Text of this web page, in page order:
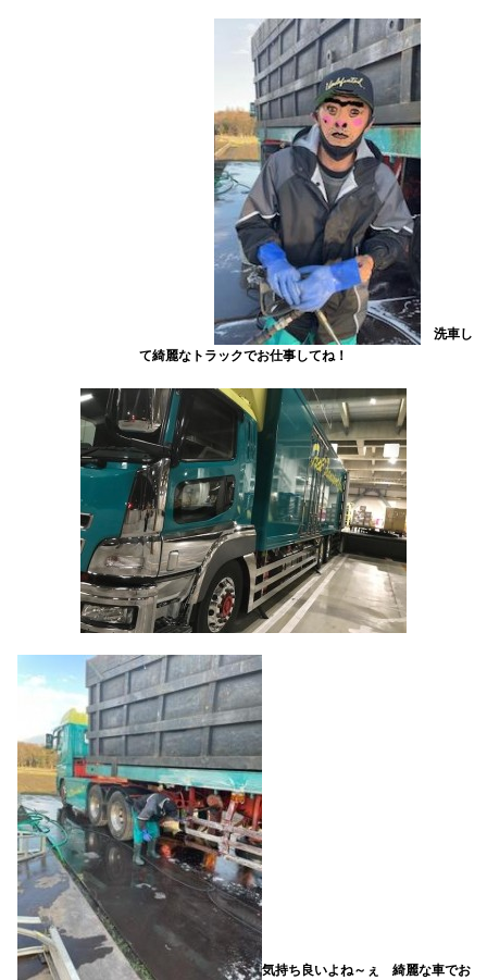
洗車し
て綺麗なトラックでお仕事してね！
気持ち良いよね～ぇ 綺麗な車でお